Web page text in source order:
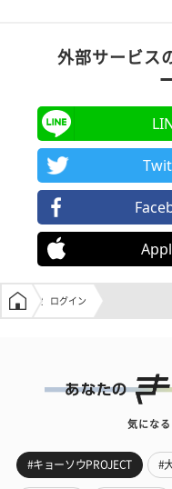
外部サービス
学生の窓口トップ
ログイン
気にな
#キョーソウPROJECT #